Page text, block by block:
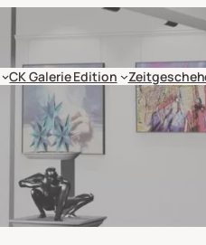
CK Galerie Edition